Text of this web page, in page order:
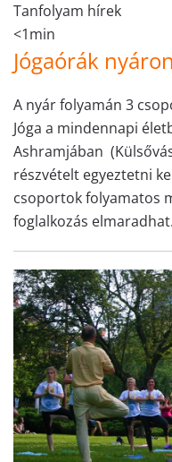
Tanfolyam hírek
<1min
Jógaórák
A nyár folyamán 3
Jóga a mindennapi
Ashramjában
részvételt egyeztetni
csoportok folyamatos
foglalkozás elmaradhat.